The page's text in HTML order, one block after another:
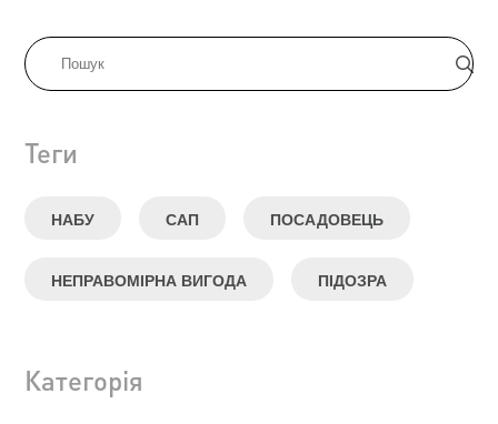
Теги
НАБУ САП ПОСАДОВЕЦЬ
НЕПРАВОМІРНА ВИГОДА ПІДОЗРА
Категорія